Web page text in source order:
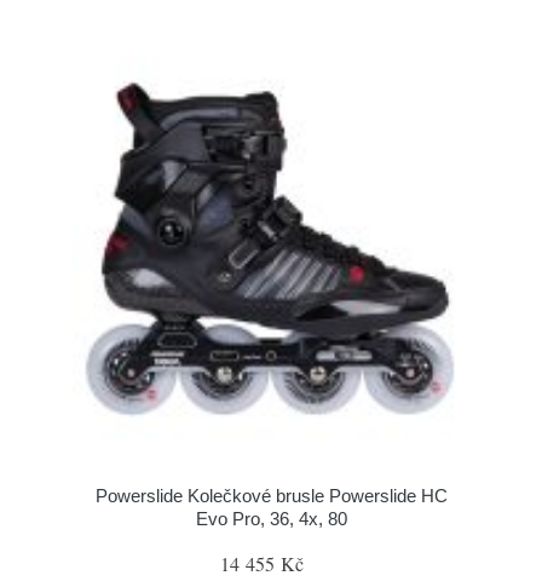
Powerslide Kolečkové brusle Powerslide HC
Evo Pro, 36, 4x, 80
14 455 Kč